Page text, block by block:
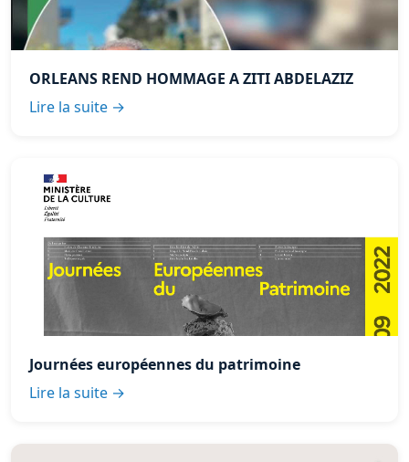
ORLEANS REND HOMMAGE A ZITI ABDELAZIZ
Lire la suite →
Journées européennes du patrimoine
Lire la suite →